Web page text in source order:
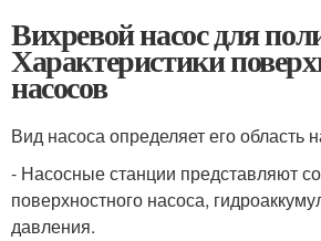
Вихревой насос для
Характеристики
насосов
Вид насоса определяет его область
- Насосные станции представляют
поверхностного насоса,
давления.